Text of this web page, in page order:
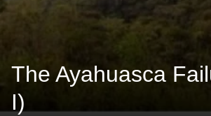
The Ayahuasca
I)